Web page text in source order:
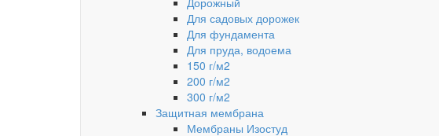
Для садовых дорожек
Для фундамента
Для пруда, водоема
150 г/м2
200 г/м2
300 г/м2
Защитная мембрана
Мембраны Изостуд